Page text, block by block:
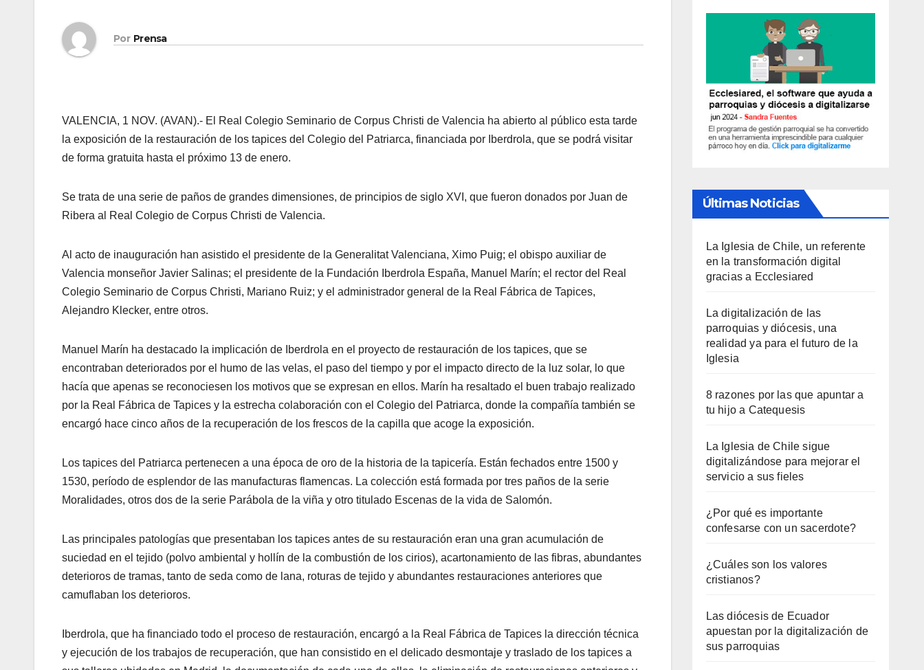
Por Prensa
VALENCIA, 1 NOV. (AVAN).- El Real Colegio Seminario de Corpus Christi de Valencia ha abierto al público esta tarde
la exposición de la restauración de los tapices del Colegio del Patriarca, financiada por Iberdrola, que se podrá visitar
de forma gratuita hasta el próximo 13 de enero.
Se trata de una serie de paños de grandes dimensiones, de principios de siglo XVI, que fueron donados por Juan de
Ribera al Real Colegio de Corpus Christi de Valencia.
Al acto de inauguración han asistido el presidente de la Generalitat Valenciana, Ximo Puig; el obispo auxiliar de
Valencia monseñor Javier Salinas; el presidente de la Fundación Iberdrola España, Manuel Marín; el rector del Real
Colegio Seminario de Corpus Christi, Mariano Ruiz; y el administrador general de la Real Fábrica de Tapices,
Alejandro Klecker, entre otros.
Manuel Marín ha destacado la implicación de Iberdrola en el proyecto de restauración de los tapices, que se
encontraban deteriorados por el humo de las velas, el paso del tiempo y por el impacto directo de la luz solar, lo que
hacía que apenas se reconociesen los motivos que se expresan en ellos. Marín ha resaltado el buen trabajo realizado
por la Real Fábrica de Tapices y la estrecha colaboración con el Colegio del Patriarca, donde la compañía también se
encargó hace cinco años de la recuperación de los frescos de la capilla que acoge la exposición.
Los tapices del Patriarca pertenecen a una época de oro de la historia de la tapicería. Están fechados entre 1500 y
1530, período de esplendor de las manufacturas flamencas. La colección está formada por tres paños de la serie
Moralidades, otros dos de la serie Parábola de la viña y otro titulado Escenas de la vida de Salomón.
Las principales patologías que presentaban los tapices antes de su restauración eran una gran acumulación de
suciedad en el tejido (polvo ambiental y hollín de la combustión de los cirios), acartonamiento de las fibras, abundantes
deterioros de tramas, tanto de seda como de lana, roturas de tejido y abundantes restauraciones anteriores que
camuflaban los deterioros.
Iberdrola, que ha financiado todo el proceso de restauración, encargó a la Real Fábrica de Tapices la dirección técnica
y ejecución de los trabajos de recuperación, que han consistido en el delicado desmontaje y traslado de los tapices a
Últimas Noticias
La Iglesia de Chile, un referente
en la transformación digital
gracias a Ecclesiared
La digitalización de las
parroquias y diócesis, una
realidad ya para el futuro de la
Iglesia
8 razones por las que apuntar a
tu hijo a Catequesis
La Iglesia de Chile sigue
digitalizándose para mejorar el
servicio a sus fieles
¿Por qué es importante
confesarse con un sacerdote?
¿Cuáles son los valores
cristianos?
Las diócesis de Ecuador
apuestan por la digitalización de
sus parroquias